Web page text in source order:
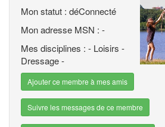
Mon statut : déConnecté
Mon adresse MSN : -
Mes disciplines : - Loisirs -
Dressage -
Ajouter ce membre à mes amis
Suivre les messages de ce membre